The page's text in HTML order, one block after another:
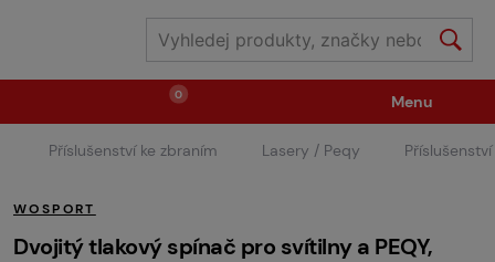
0
Zbraně Střelivo / plyny
Náhradní díly / upgrade Příslušenství ke zbraním
Menu
Příslušenství ke zbraním Lasery / Peqy
WOSPORT
Dvojitý tlakový spínač pro svítilny a PEQY,